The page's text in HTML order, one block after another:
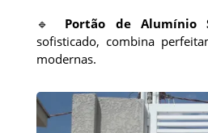
🔹 Portão de Alumínio
sofisticado, combina
modernas.